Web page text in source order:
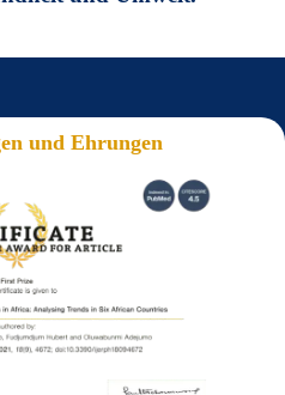
und Ehrungen